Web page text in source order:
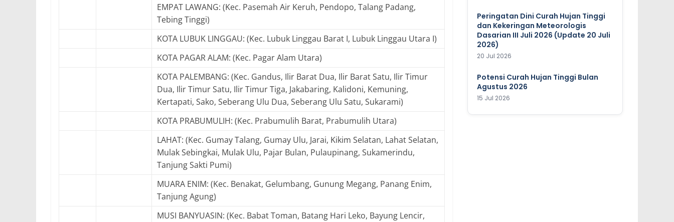
EMPAT LAWANG: (Kec. Pasemah Air Keruh, Pendopo, Talang Padang,
Tebing Tinggi)
KOTA LUBUK LINGGAU: (Kec. Lubuk Linggau Barat I, Lubuk Linggau Utara I)
KOTA PAGAR ALAM: (Kec. Pagar Alam Utara)
KOTA PALEMBANG: (Kec. Gandus, Ilir Barat Dua, Ilir Barat Satu, Ilir Timur
Dua, Ilir Timur Satu, Ilir Timur Tiga, Jakabaring, Kalidoni, Kemuning,
Kertapati, Sako, Seberang Ulu Dua, Seberang Ulu Satu, Sukarami)
KOTA PRABUMULIH: (Kec. Prabumulih Barat, Prabumulih Utara)
LAHAT: (Kec. Gumay Talang, Gumay Ulu, Jarai, Kikim Selatan, Lahat Selatan,
Mulak Sebingkai, Mulak Ulu, Pajar Bulan, Pulaupinang, Sukamerindu,
Tanjung Sakti Pumi)
MUARA ENIM: (Kec. Benakat, Gelumbang, Gunung Megang, Panang Enim,
Tanjung Agung)
MUSI BANYUASIN: (Kec. Babat Toman, Batang Hari Leko, Bayung Lencir,
Peringatan Dini Curah Hujan Tinggi
dan Kekeringan Meteorologis
Dasarian III Juli 2026 (Update 20 Juli
2026)
20 Jul 2026
Potensi Curah Hujan Tinggi Bulan
Agustus 2026
15 Jul 2026